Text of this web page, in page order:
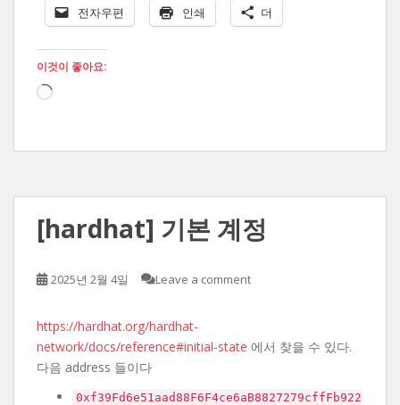
전자우편 인쇄 더
이것이 좋아요:
로
[hardhat] 기본 계정
2025년 2월 4일 Leave a comment
https://hardhat.org/hardhat-
network/docs/reference#initial-state 에서 찾을 수 있다.
다음 address 들이다
0xf39Fd6e51aad88F6F4ce6aB8827279cffFb922